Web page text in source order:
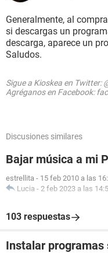
Generalmente, al
si descargas un
descarga, aparece un
Saludos.
Sigue a Kioskea en Twitter:
Agréganos en Facebook:
Discusiones similares
Bajar música a mi
estrellita - 15 feb 2010 a las
Lucia - 2 feb 2023 a las
103 respuestas
Instalar